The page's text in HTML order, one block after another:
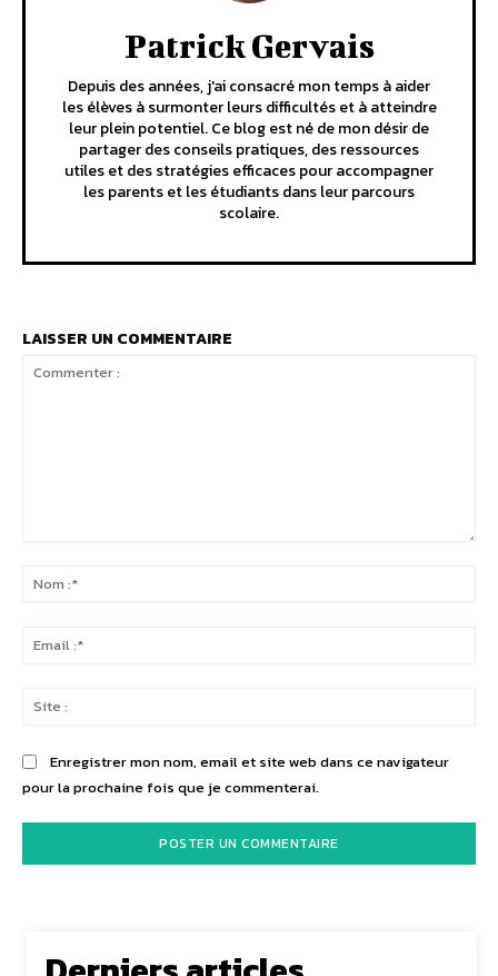
Patrick Gervais
Depuis des années, j'ai consacré mon temps à aider
les élèves à surmonter leurs difficultés et à atteindre
leur plein potentiel. Ce blog est né de mon désir de
partager des conseils pratiques, des ressources
utiles et des stratégies efficaces pour accompagner
les parents et les étudiants dans leur parcours
scolaire.
LAISSER UN COMMENTAIRE
Enregistrer mon nom, email et site web dans ce navigateur
pour la prochaine fois que je commenterai.